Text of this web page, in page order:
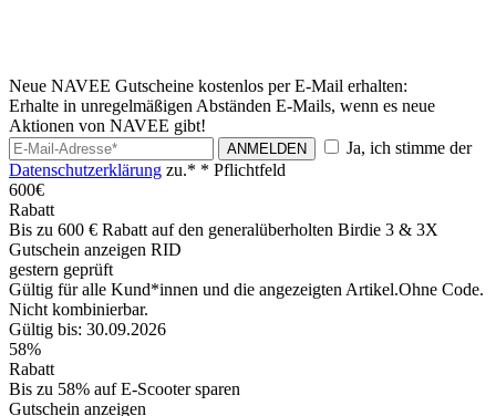
Neue NAVEE Gutscheine kostenlos per E-Mail erhalten:
Erhalte in unregelmäßigen Abständen E-Mails, wenn es neue
Aktionen von NAVEE gibt!
ANMELDEN
Ja, ich stimme der
Datenschutzerklärung zu.* * Pflichtfeld
600€
Rabatt
Bis zu 600 € Rabatt auf den generalüberholten Birdie 3 & 3X
Gutschein anzeigen RID
gestern geprüft
Gültig für alle Kund*innen und die angezeigten Artikel.Ohne Code.
Nicht kombinierbar.
Gültig bis: 30.09.2026
58%
Rabatt
Bis zu 58% auf E-Scooter sparen
Gutschein anzeigen